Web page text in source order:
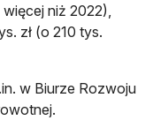
niż 2022),
zł (o 210 tys.
w Biurze Rozwoju